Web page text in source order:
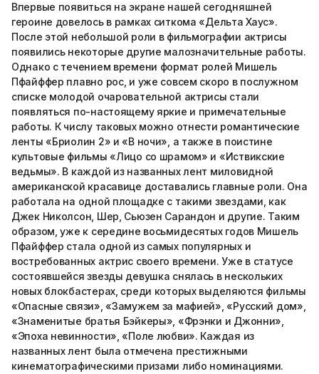
Впервые появиться на экране нашей сегодняшней
героине довелось в рамках ситкома «Дельта Хаус».
После этой небольшой роли в фильмографии актрисы
появились некоторые другие малозначительные работы.
Однако с течением времени формат ролей Мишель
Пфайффер плавно рос, и уже совсем скоро в послужном
списке молодой очаровательной актрисы стали
появляться по-настоящему яркие и примечательные
работы. К числу таковых можно отнести романтические
ленты «Бриолин 2» и «В ночи», а также в поистине
культовые фильмы «Лицо со шрамом» и «Иствикские
ведьмы». В каждой из названных лент миловидной
американской красавице доставались главные роли. Она
работала на одной площадке с такими звездами, как
Джек Николсон, Шер, Сьюзен Сарандон и другие. Таким
образом, уже к середине восьмидесятых годов Мишель
Пфайффер стала одной из самых популярных и
востребованных актрис своего времени. Уже в статусе
состоявшейся звезды девушка снялась в нескольких
новых блокбастерах, среди которых выделяются фильмы
«Опасные связи», «Замужем за мафией», «Русский дом»,
«Знаменитые братья Бэйкеры», «Фрэнки и Джонни»,
«Эпоха невинности», «Поле любви». Каждая из
названных лент была отмечена престижными
кинематографическими призами либо номинациями.